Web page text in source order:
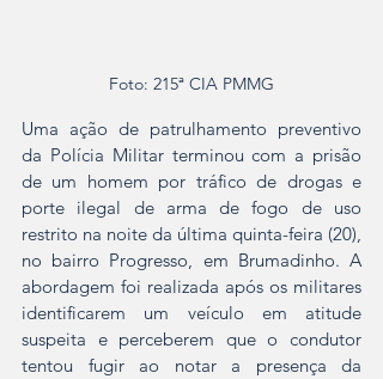
Foto: 215ª CIA PMMG
Uma ação de patrulhamento preventivo
da Polícia Militar terminou com a prisão
de um homem por tráfico de drogas e
porte ilegal de arma de fogo de uso
restrito na noite da última quinta-feira (20),
no bairro Progresso, em Brumadinho. A
abordagem foi realizada após os militares
identificarem um veículo em atitude
suspeita e perceberem que o condutor
tentou fugir ao notar a presença da